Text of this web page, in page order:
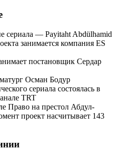
сериала — Payitaht Abdülhamid
занимается компания ES
постановщик Сердар
Осман Бодур
сериала состоялась в
TRT
Право на престол Абдул-
проект насчитывает 143